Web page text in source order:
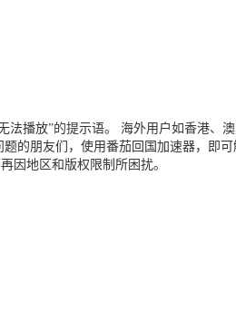
播放”的提示语。 海外用户如香港、
的朋友们，使用番茄回国加速器，即
因地区和版权限制所困扰。